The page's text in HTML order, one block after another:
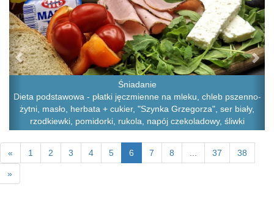
Śniadanie
Dieta podstawowa - płatki jęczmienne na mleku, chleb pszenno-
żytni, masło, herbata + cukier, "Szynka Grzegorza", ser biały,
rzodkiewki, pomidorki, rukola, napój czekoladowy, śliwki
« 1 2 3 4 5 6 7 8 37 38
»